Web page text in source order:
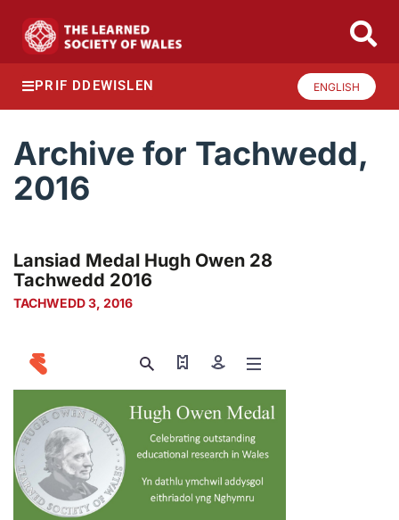
PRIF DDEWISLEN ENGLISH
Archive for Tachwedd,
2016
Lansiad Medal Hugh Owen 28
Tachwedd 2016
TACHWEDD 3, 2016